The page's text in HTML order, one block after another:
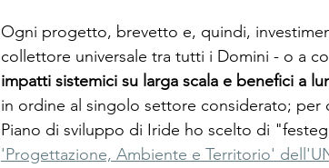
Ogni progetto, brevetto e, quindi,
collettore universale tra tutti i Domini - o a
impatti sistemici su larga scala e benefici a
in ordine al singolo settore considerato; per
Piano di sviluppo di Iride ho scelto di
'Progettazione, Ambiente e Territorio'